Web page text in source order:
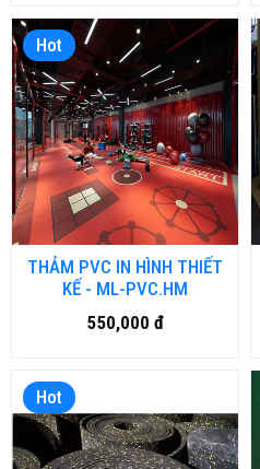
Hot
THẢM PVC IN HÌNH THIẾT
KẾ - ML-PVC.HM
550,000 đ
Hot